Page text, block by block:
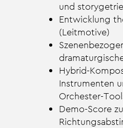
und
Entwicklung
(Leitmotive)
Hybrid-
Instrumenten
Orchester-
Demo-Score